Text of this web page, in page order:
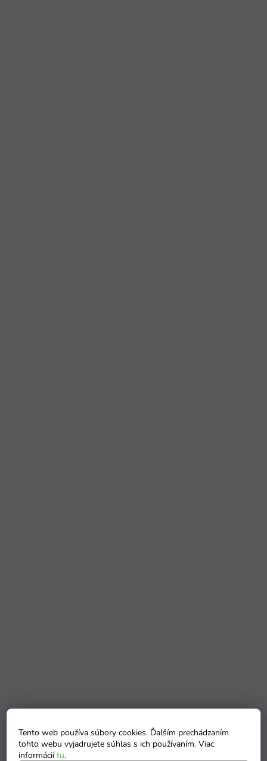
Tento web používa súbory cookies. Ďalším prechádzaním
tohto webu vyjadrujete súhlas s ich používaním. Viac
informáciítu.